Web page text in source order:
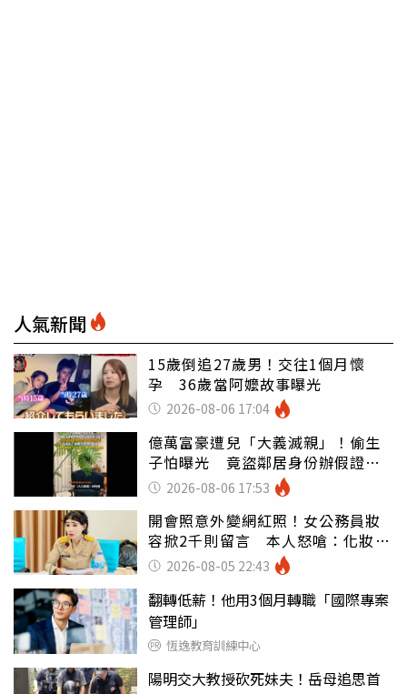
人氣新聞
15歲倒追27歲男！交往1個月懷
孕 36歲當阿嬤故事曝光
2026-08-06 17:04
億萬富豪遭兒「大義滅親」！偷生
子怕曝光 竟盜鄰居身份辦假證落
戶 2026-08-06 17:53
開會照意外變網紅照！女公務員妝
容掀2千則留言 本人怒嗆：化妝有
錯嗎2026-08-05 22:43
翻轉低薪！他用3個月轉職「國際專案
管理師」
恆逸教育訓練中心
陽明交大教授砍死妹夫！岳母追思首